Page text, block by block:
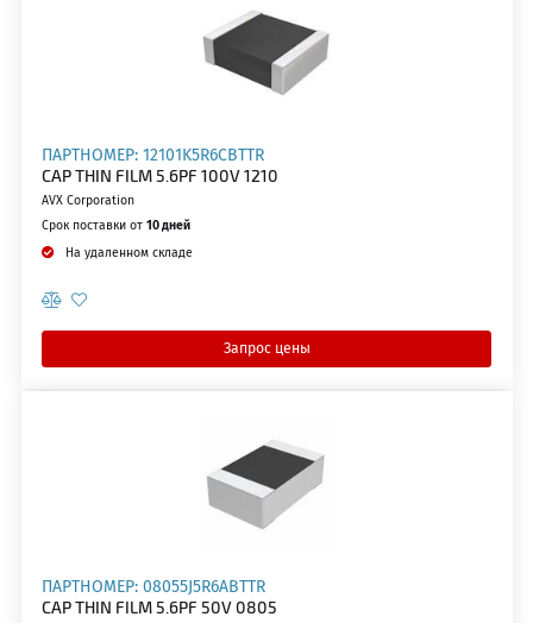
ПАРТНОМЕР: 12101K5R6CBTTR
CAP THIN FILM 5.6PF 100V 1210
AVX Corporation
Срок поставки от 10 дней
На удаленном складе
Запрос цены
ПАРТНОМЕР: 08055J5R6ABTTR
CAP THIN FILM 5.6PF 50V 0805